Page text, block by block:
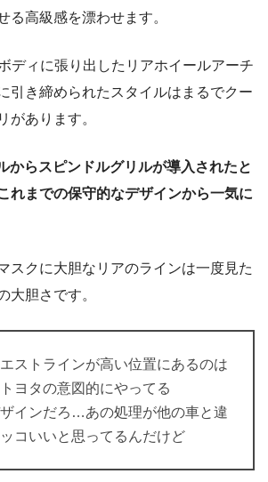
る高級感を漂わせます。
ディに張り出したリアホイールアーチ
引き締められたスタイルはまるでクー
があります。
からスピンドルグリルが導入されたと
れまでの保守的なデザインから一気に
スクに大胆なリアのラインは一度見た
大胆さです。
ストラインが高い位置にあるのは
ヨタの意図的にやってる
インだろ…あの処理が他の車と違
コいいと思ってるんだけど